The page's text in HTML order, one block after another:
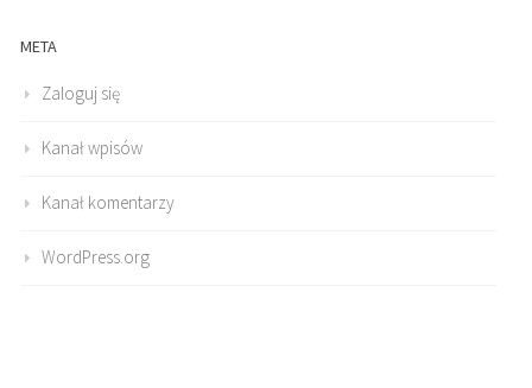
META
Zaloguj się
Kanał wpisów
Kanał komentarzy
WordPress.org